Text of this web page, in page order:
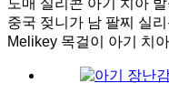
도매 실리콘 아기 치아
중국 젖니가 남 팔찌 실
Melikey 목걸이 아기 치